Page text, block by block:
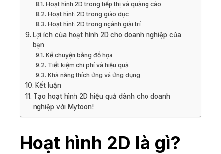
Hoạt hình 2D trong tiếp thị và quảng cáo
Hoạt hình 2D trong giáo dục
Hoạt hình 2D trong ngành giải trí
Lợi ích của hoạt hình 2D cho doanh nghiệp của
bạn
Kể chuyện bằng đồ họa
Tiết kiệm chi phí và hiệu quả
Khả năng thích ứng và ứng dụng
Kết luận
Tạo hoạt hình 2D hiệu quả dành cho doanh
nghiệp với Mytoon!
Hoạt hình 2D là gì?